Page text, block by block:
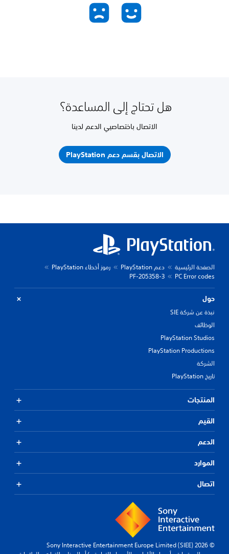
هل تحتاج إلى المساعدة؟
الاتصال باختصاصيي الدعم لدينا
الاتصال بقسم دعم PlayStation
الصفحة الرئيسية دعم PlayStation
رموز أخطاء PlayStation
PC Error codes
PF-205358-3
حول
نبذة عن شركة SIE
الوظائف
PlayStation Studios
PlayStation Productions
الشركة
تاريخ PlayStation
المنتجات
القيم
الدعم
الموارد
اتصال
© 2026 Sony Interactive Entertainment Europe Limited (SIEE)